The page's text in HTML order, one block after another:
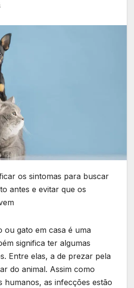
os sintomas para buscar
antes e evitar que os
ou gato em casa é uma
significa ter algumas
Entre elas, a de prezar pela
do animal. Assim como
humanos, as infecções estão